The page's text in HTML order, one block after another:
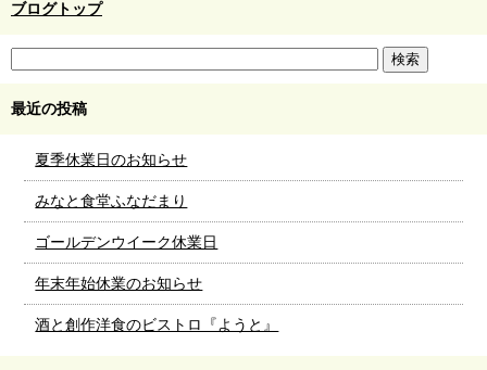
ブログトップ
最近の投稿
夏季休業日のお知らせ
みなと食堂ふなだまり
ゴールデンウイーク休業日
年末年始休業のお知らせ
酒と創作洋食のビストロ『ようと』